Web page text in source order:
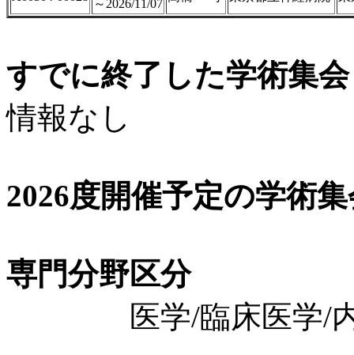
～2026/11/07
すでに終了した学術集
情報なし
2026度開催予定の学術
専門分野区分
医学/臨床医学/内